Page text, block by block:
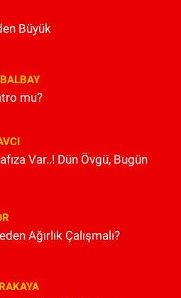
Büyük
mu?
Var..! Dün Övgü, Bugün
Ağırlık Çalışmalı?